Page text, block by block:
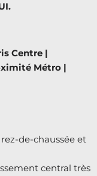
Centre |
Métro |
rez-de-chaussée et
central très